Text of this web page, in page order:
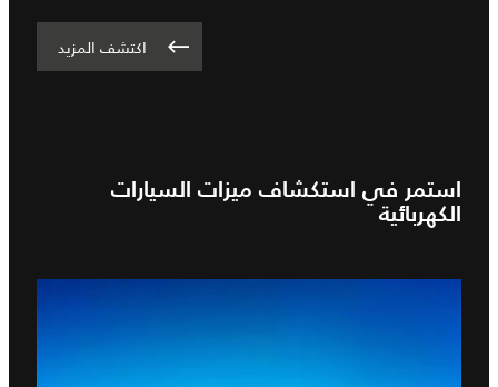
اكتشف المزيد
استمر في استكشاف ميزات السيارات
الكهربائية